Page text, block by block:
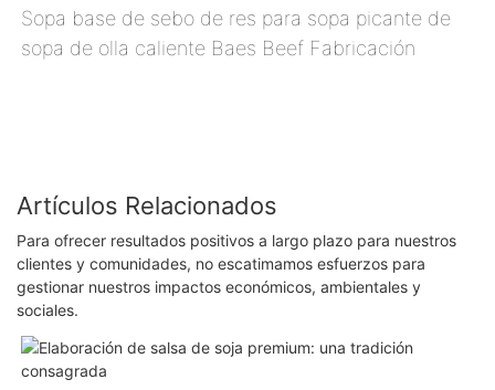
Sopa base de sebo de res para sopa picante de
sopa de olla caliente Baes Beef Fabricación
Artículos Relacionados
Para ofrecer resultados positivos a largo plazo para nuestros
clientes y comunidades, no escatimamos esfuerzos para
gestionar nuestros impactos económicos, ambientales y
sociales.